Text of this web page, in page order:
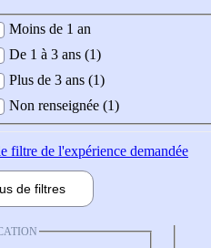
demandée
Moins de 1 an
De 1 à 3 ans (1)
Plus de 3 ans (1)
Non renseignée (1)
filtre de l'expérience demandée
de filtres